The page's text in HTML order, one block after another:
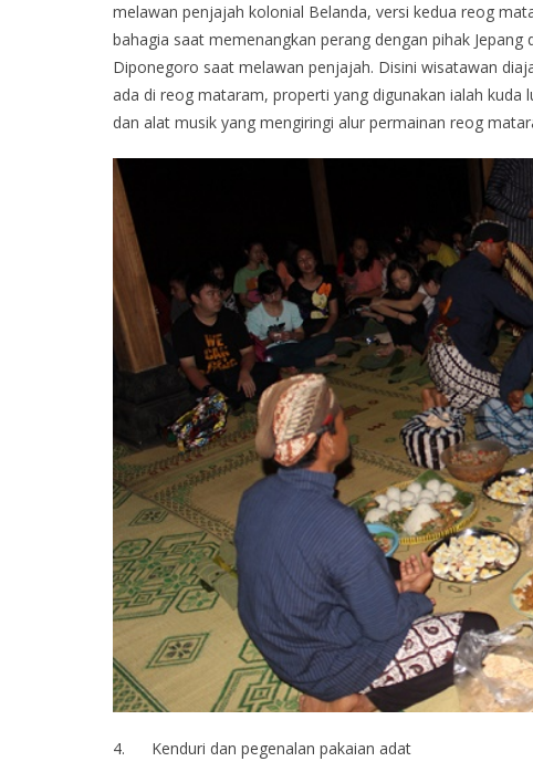
melawan penjajah kolonial Belanda, versi kedua reog
bahagia saat memenangkan perang dengan pihak
Diponegoro saat melawan penjajah. Disini wisatawan
ada di reog mataram, properti yang digunakan ialah
dan alat musik yang mengiringi alur permainan reog
4. Kenduri dan pegenalan pakaian adat